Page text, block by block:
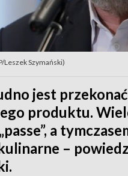
Leszek Szymański)
jest przekonać
produktu.
a
–